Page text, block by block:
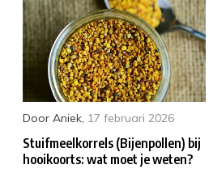
Door Aniek, 17 februari 2026
Stuifmeelkorrels (Bijenpollen) bij
hooikoorts: wat moet je weten?